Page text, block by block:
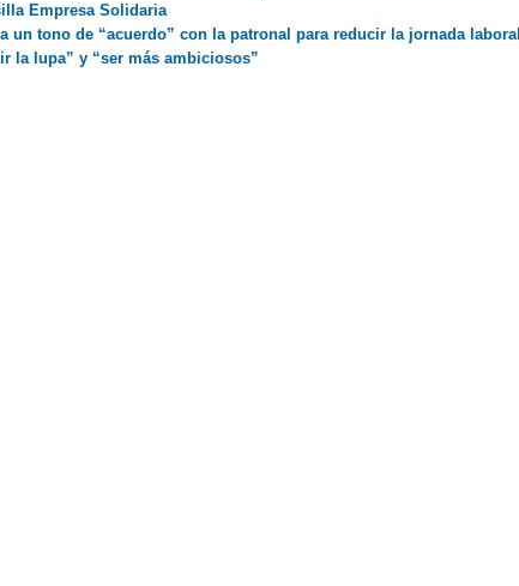
Empresa Solidaria
un tono de “acuerdo” con la patronal para reducir la jornada laboral
la lupa” y “ser más ambiciosos”